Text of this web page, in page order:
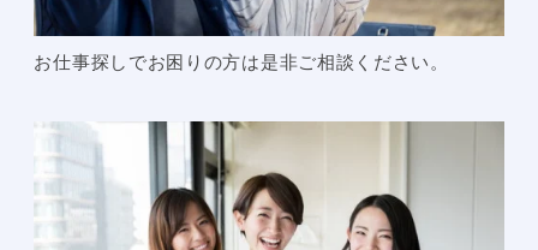
お仕事探しでお困りの方は是非ご相談ください。